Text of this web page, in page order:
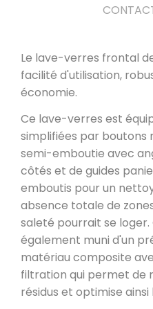
Le lave-verres frontal
facilité d'utilisation,
économie.
Ce lave-verres est
simplifiées par boutons
semi-emboutie avec
côtés et de guides
emboutis pour un
absence totale de
saleté pourrait se
également muni d'un
matériau composite
filtration qui permet de
résidus et optimise